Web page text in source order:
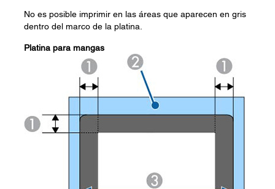
No es posible imprimir en las áreas que aparecen en gris
dentro del marco de la platina.
Platina para mangas